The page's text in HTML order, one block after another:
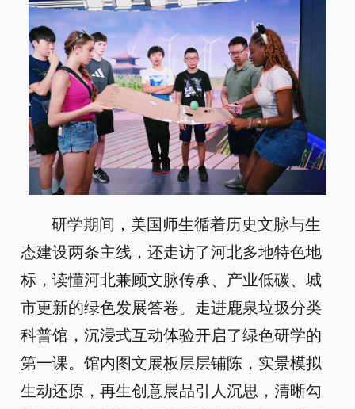
研学期间，美国师生循着历史文脉与生
态建设两条主线，还走访了河北多地特色地
标，读懂河北兼顾文脉传承、产业低碳、城
市更新的绿色发展答卷。走进鹿泉垃圾分类
科普馆，沉浸式互动体验开启了绿色研学的
第一课。馆内图文展板层层铺陈，实景模拟
生动还原，再生创意展品引人沉思，清晰勾